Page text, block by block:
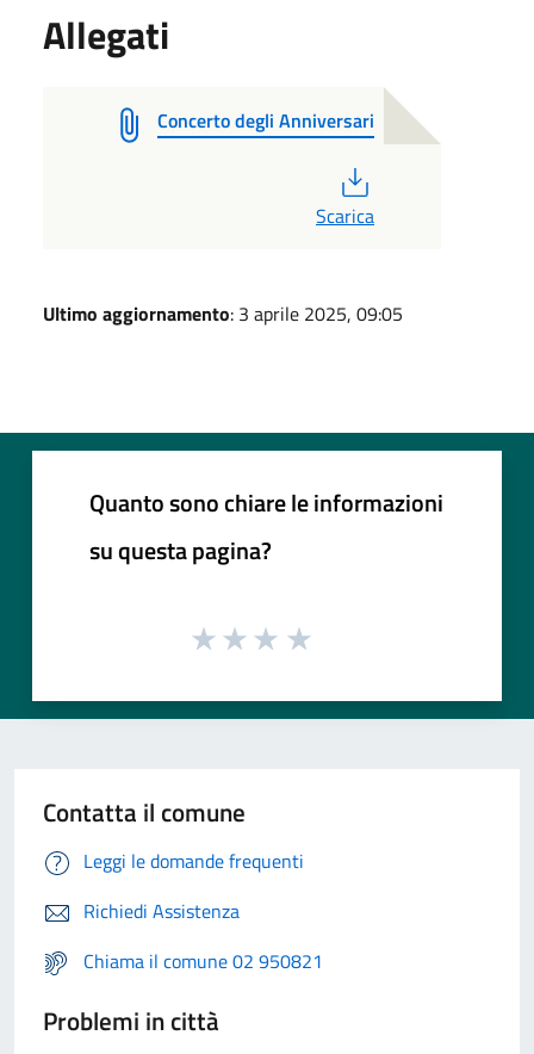
Allegati
Concerto degli Anniversari
Scarica
Ultimo aggiornamento: 3 aprile 2025, 09:05
Quanto sono chiare le informazioni
su questa pagina?
Contatta il comune
Leggi le domande frequenti
Richiedi Assistenza
Chiama il comune 02 950821
Problemi in città